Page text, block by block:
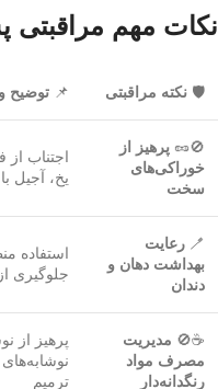
نکات مهم مراقبتی
🛡️ نکته مراقبتی 📌 توضیح
🚫🥜 پرهیز از
خوراکی‌های
سخت
اجتناب از
یخ، آجیل
🪥 رعایت
بهداشت دهان و
دندان
استفاده
جلوگیری
☕🚫 مدیریت
مصرف مواد
رنگدانه‌دار
پرهیز از
ترمیم